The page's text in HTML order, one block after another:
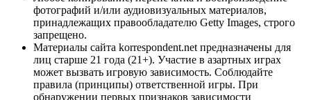
фотографий и/или аудиовизуальных материалов,
принадлежащих правообладателю Getty Images, строго
запрещено.
Материалы сайта korrespondent.net предназначены для
лиц старше 21 года (21+). Участие в азартных играх
может вызвать игровую зависимость. Соблюдайте
правила (принципы) ответственной игры. При
обнаружении первых признаков зависимости